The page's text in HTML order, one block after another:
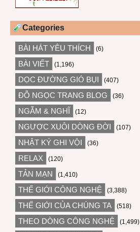
Categories
BÀI HÁT YÊU THÍCH (6)
BÀI VIẾT (1,196)
DỌC ĐƯỜNG GIÓ BỤI (407)
ĐỖ NGỌC TRANG BLOG (36)
NGẪM & NGHĨ (12)
NGƯỢC XUÔI DÒNG ĐỜI (107)
NHẬT KÝ GHI VỘI (36)
RELAX (120)
TẢN MẠN (1,410)
THẾ GIỚI CÔNG NGHỆ (3,388)
THẾ GIỚI CỦA CHÚNG TA (518)
THEO DÒNG CÔNG NGHỆ (1,499)